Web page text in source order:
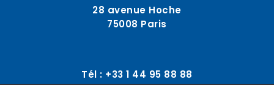
28 avenue Hoche
75008 Paris
Tél : +33 1 44 95 88 88